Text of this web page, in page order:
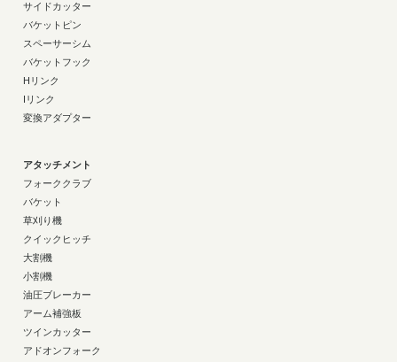
サイドカッター
バケットピン
スペーサーシム
バケットフック
Hリンク
Iリンク
変換アダプター
アタッチメント
フォーククラブ
バケット
草刈り機
クイックヒッチ
大割機
小割機
油圧ブレーカー
アーム補強板
ツインカッター
アドオンフォーク